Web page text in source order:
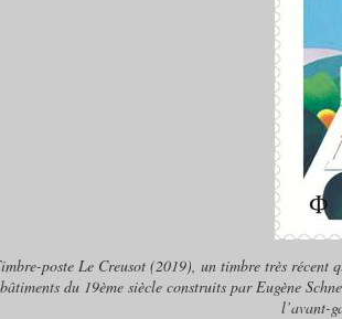
poste Le Creusot (2019), un timbre très récent
bâtiments du 19ème siècle construits par Eugène
l’avant-